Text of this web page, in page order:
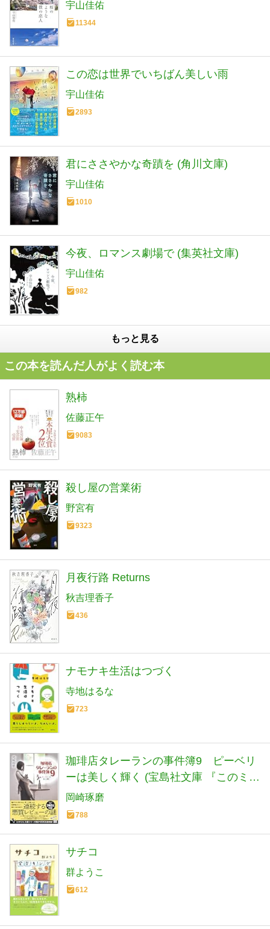
宇山佳佑
11344
この恋は世界でいちばん美しい雨
宇山佳佑
2893
君にささやかな奇蹟を (角川文庫)
宇山佳佑
1010
今夜、ロマンス劇場で (集英社文庫)
宇山佳佑
982
もっと見る
この本を読んだ人がよく読む本
熟柿
佐藤正午
9083
殺し屋の営業術
野宮有
9323
月夜行路 Returns
秋吉理香子
436
ナモナキ生活はつづく
寺地はるな
723
珈琲店タレーランの事件簿9 ピーベリ
ーは美しく輝く (宝島社文庫 『このミ
ス』大賞シリーズ)
岡崎琢磨
788
サチコ
群ようこ
612